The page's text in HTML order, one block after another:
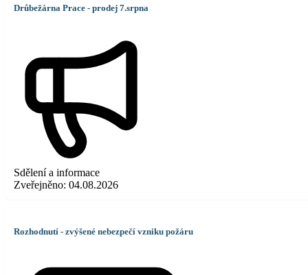
Drůbežárna Prace - prodej 7.srpna
Sdělení a informace
Zveřejněno: 04.08.2026
Rozhodnutí - zvýšené nebezpečí vzniku požáru